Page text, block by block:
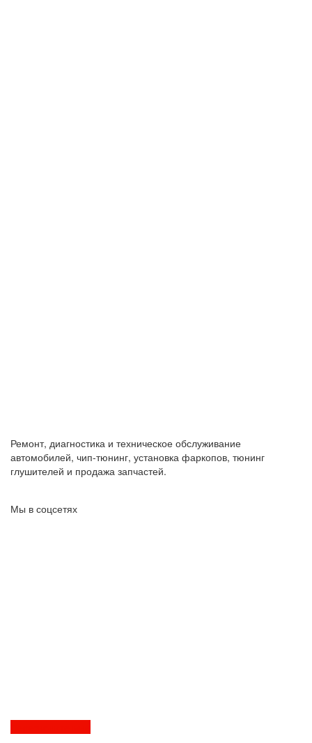
Ремонт, диагностика и техническое обслуживание
автомобилей, чип-тюнинг, установка фаркопов, тюнинг
глушителей и продажа запчастей.
Мы в соцсетях